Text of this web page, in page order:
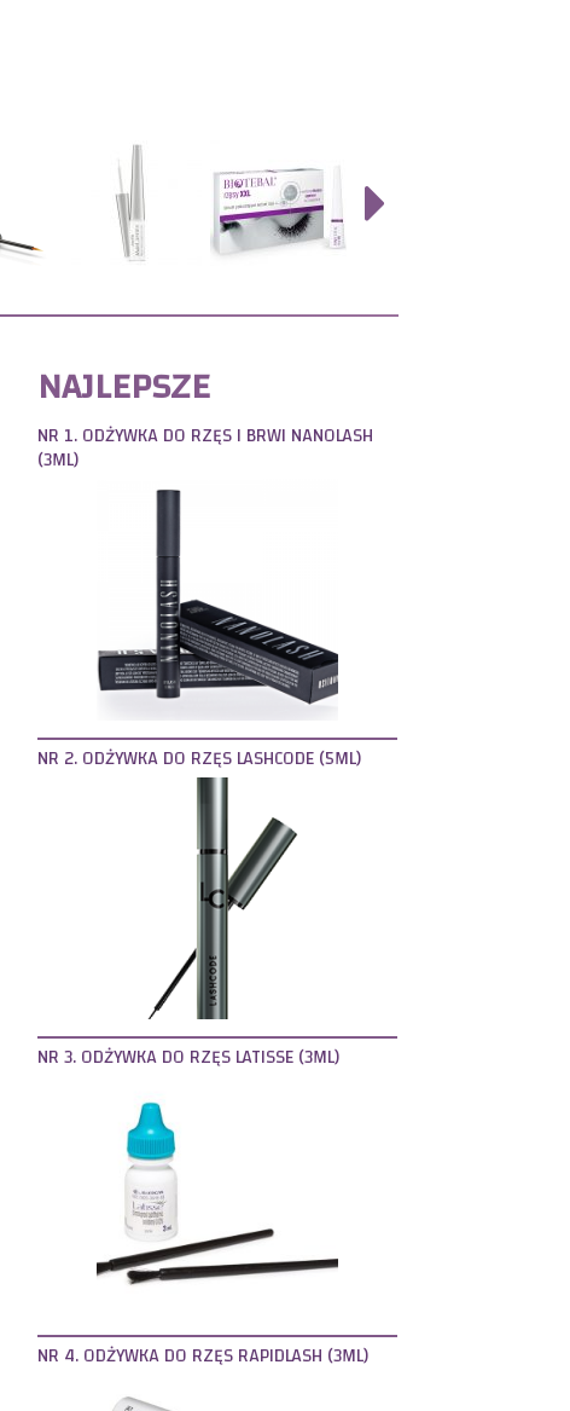
NAJLEPSZE
NR 1. ODŻYWKA DO RZĘS I BRWI NANOLASH
(3ML)
NR 2. ODŻYWKA DO RZĘS LASHCODE (5ML)
NR 3. ODŻYWKA DO RZĘS LATISSE (3ML)
NR 4. ODŻYWKA DO RZĘS RAPIDLASH (3ML)